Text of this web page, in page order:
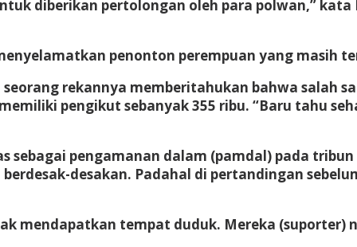
diberikan pertolongan oleh para polwan,”
penonton perempuan yang masih
rekannya memberitahukan bahwa salah
pengikut sebanyak 355 ribu. “Baru tahu
pengamanan dalam (pamdal) pada
desakan. Padahal di pertandingan
mendapatkan tempat duduk. Mereka